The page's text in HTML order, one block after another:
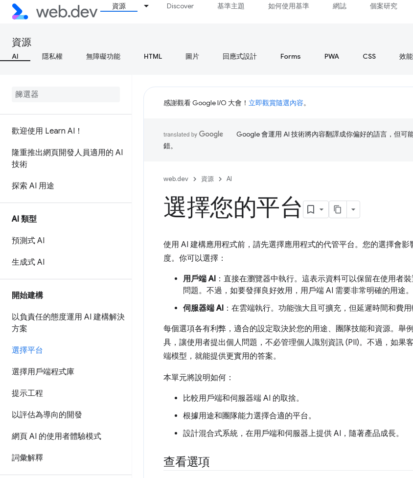
資源 Discover 基準主題 如何使用基準 網誌 個案研究
資源
AI 隱私權 無障礙功能 HTML 圖片 回應式設計 Forms PWA CSS 效能
歡迎使用 Learn AI！
隆重推出網頁開發人員適用的 AI
技術
探索 AI 用途
AI 類型
預測式 AI
生成式 AI
開始建構
以負責任的態度運用 AI 建構解決
方案
選擇平台
選擇用戶端程式庫
提示工程
以評估為導向的開發
網頁 AI 的使用者體驗模式
詞彙解釋
感謝觀看 Google I/O 大會！ 立即觀賞隨選內容。
Google 會運用 AI 技術將內容翻譯成你偏好的語言，但可
錯。
web.dev 資源 AI
選擇您的平台
使用 AI 建構應用程式前，請先選擇應用程式的代管平台。您的選擇會
度。你可以選擇：
用戶端 AI ：直接在瀏覽器中執行。這表示資料可以保留在使用者
問題。不過，如要發揮良好效用，用戶端 AI 需要非常明確的用途。
伺服器端 AI ：在雲端執行。功能強大且可擴充，但延遲時間和費用
每個選項各有利弊，適合的設定取決於您的用途、團隊技能和資源。舉
具，讓使用者提出個人問題，不必管理個人識別資訊 (PII)。不過，如果
端模型，就能提供更實用的答案。
本單元將說明如何：
比較用戶端和伺服器端 AI 的取捨。
根據用途和團隊能力選擇合適的平台。
設計混合式系統，在用戶端和伺服器上提供 AI，隨著產品成長。
查看選項